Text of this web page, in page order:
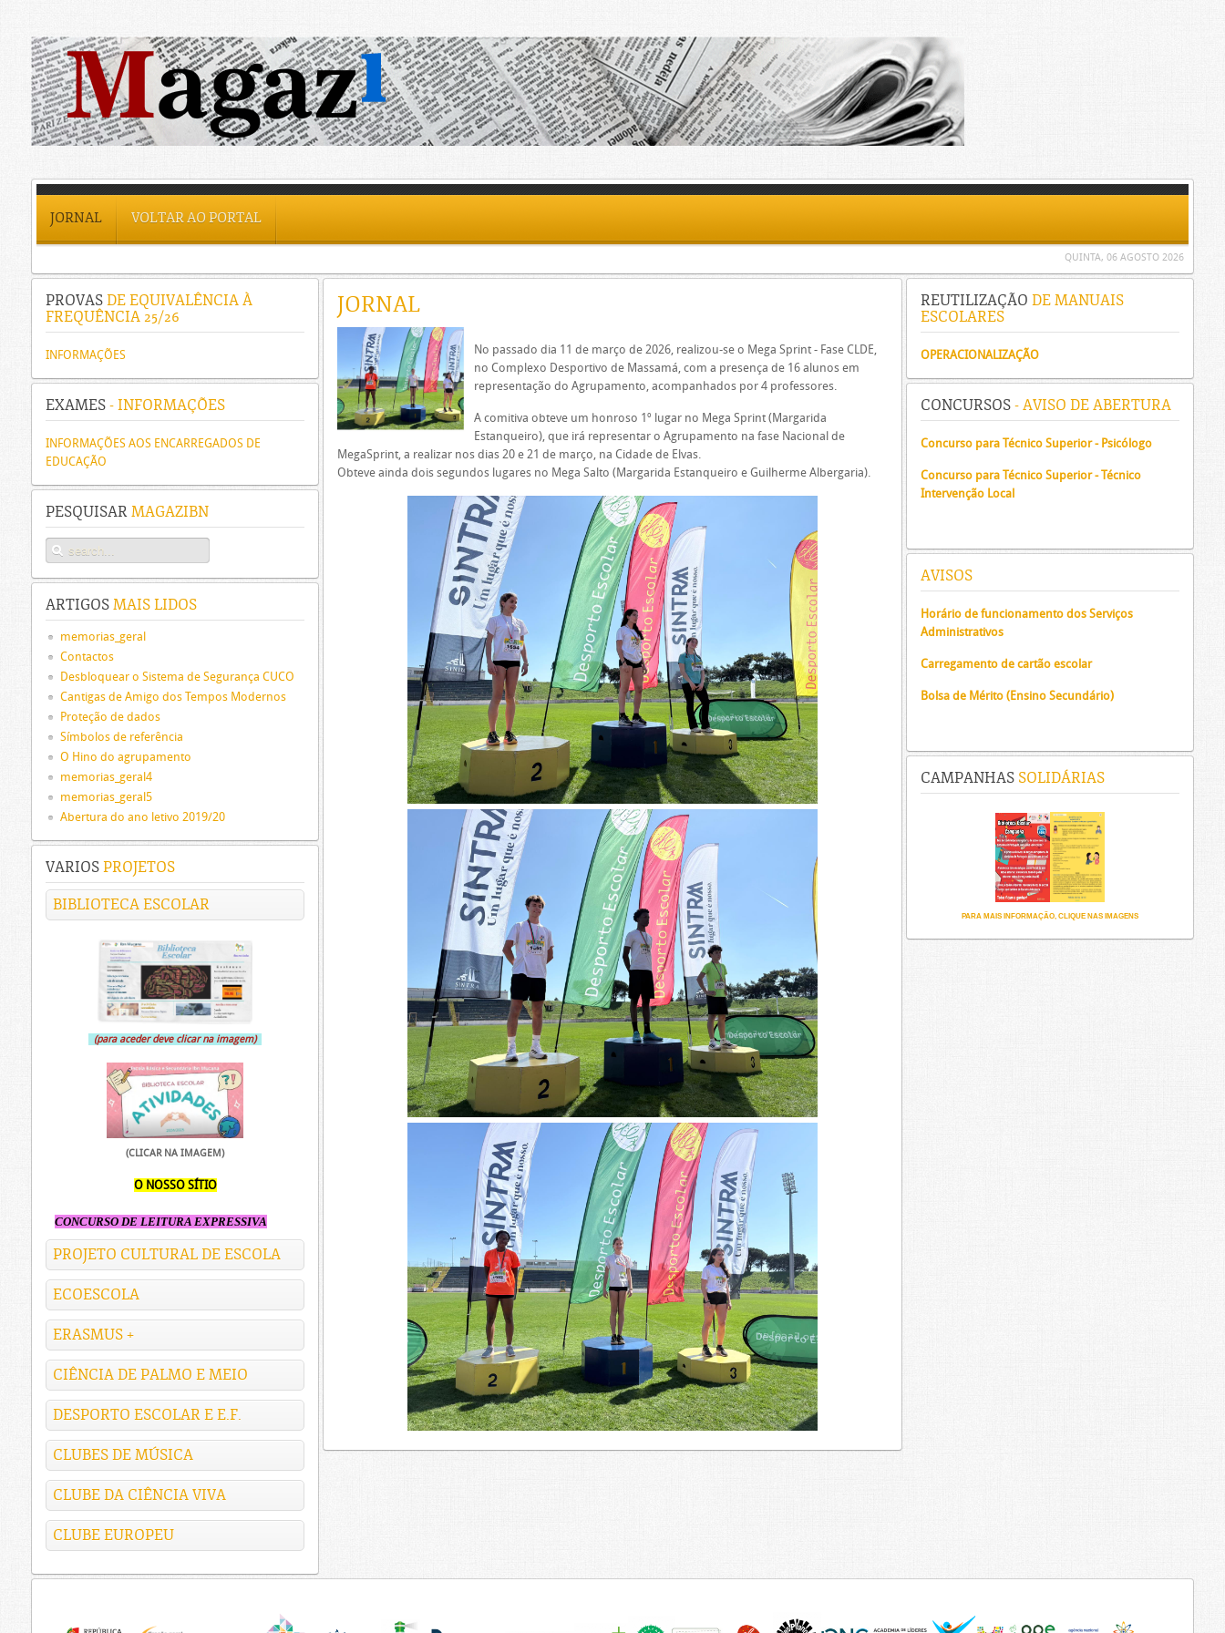
JORNAL VOLTAR AO PORTAL
QUINTA, 06 AGOSTO 2026
JORNAL
No passado dia 11 de março de 2026, realizou-se o Mega Sprint - Fase CLDE,
no Complexo Desportivo de Massamá, com a presença de 16 alunos em
representação do Agrupamento, acompanhados por 4 professores.
A comitiva obteve um honroso 1º lugar no Mega Sprint (Margarida
Estanqueiro), que irá representar o Agrupamento na fase Nacional de
MegaSprint, a realizar nos dias 20 e 21 de março, na Cidade de Elvas.
Obteve ainda dois segundos lugares no Mega Salto (Margarida Estanqueiro e Guilherme Albergaria).
PROVAS DE EQUIVALÊNCIA À
FREQUÊNCIA 25/26
INFORMAÇÕES
EXAMES - INFORMAÇÕES
INFORMAÇÕES AOS ENCARREGADOS DE
EDUCAÇÃO
PESQUISAR MAGAZIBN
ARTIGOS MAIS LIDOS
memorias_geral
Contactos
Desbloquear o Sistema de Segurança CUCO
Cantigas de Amigo dos Tempos Modernos
Proteção de dados
Símbolos de referência
O Hino do agrupamento
memorias_geral4
memorias_geral5
Abertura do ano letivo 2019/20
VARIOS PROJETOS
BIBLIOTECA ESCOLAR
(para aceder deve clicar na imagem)
(CLICAR NA IMAGEM)
O NOSSO SÍTIO
CONCURSO DE LEITURA EXPRESSIVA
PROJETO CULTURAL DE ESCOLA
ECOESCOLA
ERASMUS +
CIÊNCIA DE PALMO E MEIO
DESPORTO ESCOLAR E E.F.
CLUBES DE MÚSICA
CLUBE DA CIÊNCIA VIVA
CLUBE EUROPEU
REUTILIZAÇÃO DE MANUAIS
ESCOLARES
OPERACIONALIZAÇÃO
CONCURSOS - AVISO DE ABERTURA
Concurso para Técnico Superior - Psicólogo
Concurso para Técnico Superior - Técnico
Intervenção Local
AVISOS
Horário de funcionamento dos Serviços
Administrativos
Carregamento de cartão escolar
Bolsa de Mérito (Ensino Secundário)
CAMPANHAS SOLIDÁRIAS
PARA MAIS INFORMAÇÃO, CLIQUE NAS IMAGENS